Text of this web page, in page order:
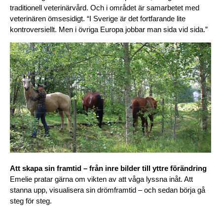
traditionell veterinärvård. Och i området är samarbetet med
veterinären ömsesidigt. “I Sverige är det fortfarande lite
kontroversiellt. Men i övriga Europa jobbar man sida vid sida.”
Att skapa sin framtid – från inre bilder till yttre förändring
Emelie pratar gärna om vikten av att våga lyssna inåt. Att
stanna upp, visualisera sin drömframtid – och sedan börja gå
steg för steg.